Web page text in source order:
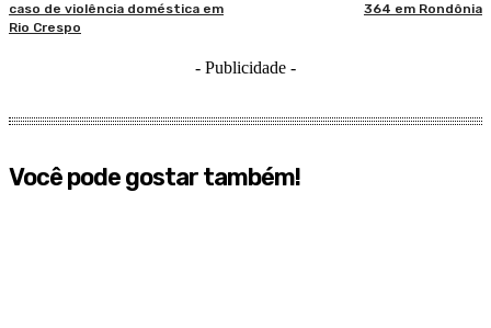
caso de violência doméstica em
Rio Crespo
364 em Rondônia
- Publicidade -
Você pode gostar também!